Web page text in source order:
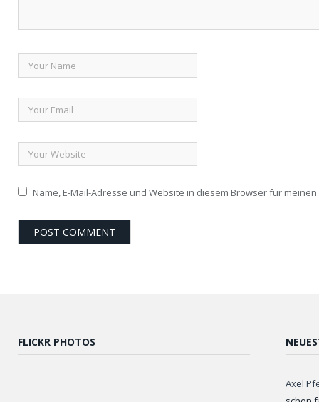
Name, E-Mail-Adresse und Website in diesem Browser für
FLICKR PHOTOS
Axel